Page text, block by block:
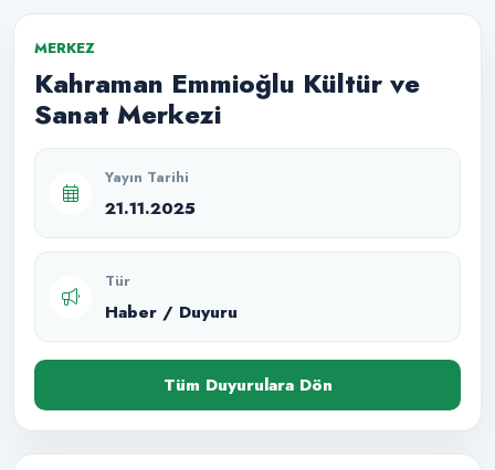
MERKEZ
Kahraman Emmioğlu Kültür ve
Sanat Merkezi
Yayın Tarihi
21.11.2025
Tür
Haber / Duyuru
Tüm Duyurulara Dön